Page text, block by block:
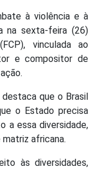
à violência e à
na sexta-feira (26)
vinculada ao
e compositor de
destaca que o Brasil
o Estado precisa
a essa diversidade,
africana.
às diversidades,